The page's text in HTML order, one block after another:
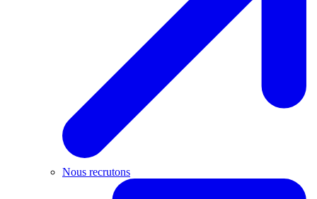
Nous recrutons